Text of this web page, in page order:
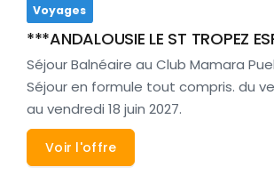
Voyages
***ANDALOUSIE LE ST TROPEZ
Séjour Balnéaire au Club Mamara
Séjour en formule tout compris. du
au vendredi 18 juin 2027.
Voir l'offre